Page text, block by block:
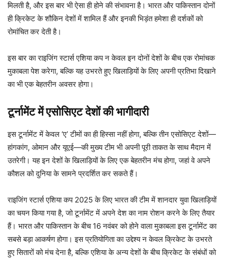
मिलती है, और इस बार भी ऐसा ही होने की संभावना है। भारत और पाकिस्तान दोनों
ही क्रिकेट के शौकिन देशों में शामिल हैं और इनकी भिड़ंत हमेशा ही दर्शकों को
रोमांचित कर देती है।
इस बार का राइजिंग स्टार्स एशिया कप न केवल इन दोनों देशों के बीच एक रोमांचक
मुकाबला पेश करेगा, बल्कि यह उभरते हुए खिलाड़ियों के लिए अपनी प्रतिभा दिखाने
का भी एक बेहतरीन अवसर होगा।
टूर्नामेंट में एसोसिएट देशों की भागीदारी
इस टूर्नामेंट में केवल ‘ए’ टीमों का ही हिस्सा नहीं होगा, बल्कि तीन एसोसिएट देशों—
हांगकांग, ओमान और यूएई—की मुख्य टीम भी अपनी पूरी ताकत के साथ मैदान में
उतरेगी। यह इन देशों के खिलाड़ियों के लिए एक बेहतरीन मंच होगा, जहां वे अपने
कौशल को दुनिया के सामने प्रदर्शित कर सकते हैं।
राइजिंग स्टार्स एशिया कप 2025 के लिए भारत की टीम में शानदार युवा खिलाड़ियों
का चयन किया गया है, जो टूर्नामेंट में अपने देश का नाम रोशन करने के लिए तैयार
हैं। भारत और पाकिस्तान के बीच 16 नवंबर को होने वाला मुकाबला इस टूर्नामेंट का
सबसे बड़ा आकर्षण होगा। इस प्रतियोगिता का उद्देश्य न केवल क्रिकेट के उभरते
हुए सितारों को मंच देना है, बल्कि एशिया के अन्य देशों के बीच क्रिकेट के संबंधों को